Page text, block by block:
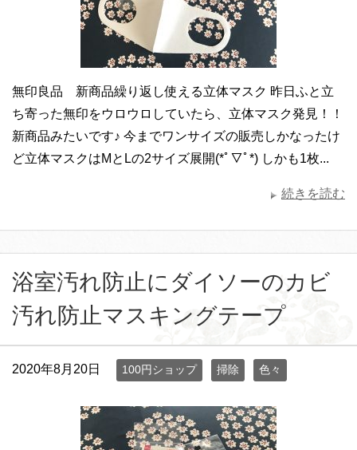
無印良品 新商品繰り返し使える立体マスク 昨日ふと立
ち寄った無印をウロウロしていたら、立体マスク発見！！
新商品みたいです♪ 今までワンサイズの販売しかなったけ
ど立体マスクはMとLの2サイズ展開(*ﾟ▽ﾟ*) しかも1枚...
続きを読む
浴室汚れ防止にダイソーのカビ
汚れ防止マスキングテープ
2020年8月20日 100円ショップ 掃除 色々